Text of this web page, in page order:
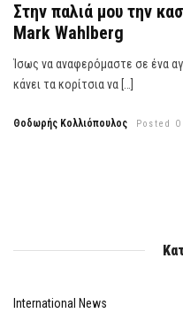
Στην παλιά μου την
Mark Wahlberg
Ίσως να αναφερόμαστε σε ένα
κάνει τα κορίτσια να […]
Θοδωρής Κολλιόπουλος Posted
International News